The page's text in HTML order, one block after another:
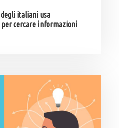
italiani usa
cercare informazioni